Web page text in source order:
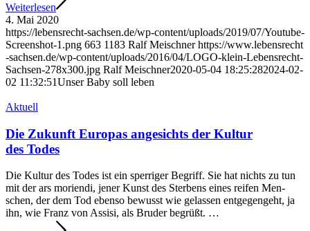
Wei­ter­le­sen
4. Mai 2020
https://lebensrecht-sachsen.de/wp-content/uploads/2019/07/Youtube-
Screenshot‑1.png 663 1183 Ralf Mei­sch­ner https://​www​.lebens​recht​
-sach​sen​.de/​w​p​-​c​o​n​t​e​n​t​/​u​p​l​o​a​d​s​/​2​0​1​6​/​0​4​/​L​O​G​O​-​k​l​e​i​n​-​L​e​b​e​n​s​r​e​c​h​t​-​
S​a​c​h​s​e​n​-​2​7​8​x​3​0​0​.​jpg Ralf Mei­sch­ner2020-05-04 18:25:282024-02-
02 11:32:51Unser Baby soll leben
Aktu­ell
Die Zukunft Euro­pas ange­sichts der Kul­tur
des Todes
Die Kul­tur des Todes ist ein sper­ri­ger Begriff. Sie hat nichts zu tun
mit der ars mori­en­di, jener Kunst des Ster­bens eines rei­fen Men­
schen, der dem Tod eben­so bewusst wie gelas­sen ent­ge­gen­geht, ja
ihn, wie Franz von Assi­si, als Bru­der begrüßt. …